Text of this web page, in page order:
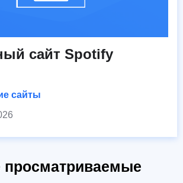
сайт Spotify
сайты
просматриваемые